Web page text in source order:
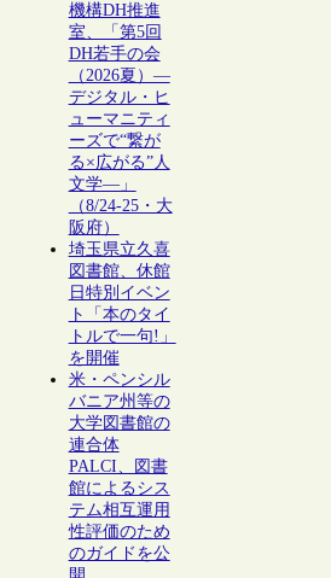
機構DH推進
室、「第5回
DH若手の会
（2026夏）―
デジタル・ヒ
ューマニティ
ーズで“繋が
る×広がる”人
文学―」
（8/24-25・大
阪府）
埼玉県立久喜
図書館、休館
日特別イベン
ト「本のタイ
トルで一句!」
を開催
米・ペンシル
バニア州等の
大学図書館の
連合体
PALCI、図書
館によるシス
テム相互運用
性評価のため
のガイドを公